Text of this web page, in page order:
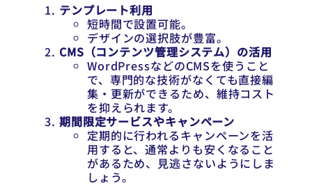
テンプレート利用
短時間で設置可能。
デザインの選択肢が豊富。
CMS（コンテンツ管理システム）の活用
WordPressなどのCMSを使うこと
で、専門的な技術がなくても直接編
集・更新ができるため、維持コスト
を抑えられます。
期間限定サービスやキャンペーン
定期的に行われるキャンペーンを活
用すると、通常よりも安くなること
があるため、見逃さないようにしま
しょう。